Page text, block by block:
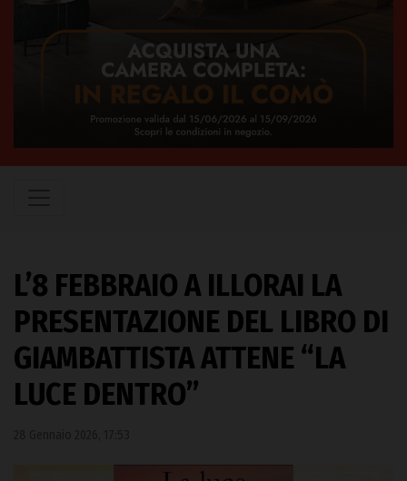
L’8 FEBBRAIO A ILLORAI LA
PRESENTAZIONE DEL LIBRO DI
GIAMBATTISTA ATTENE “LA
LUCE DENTRO”